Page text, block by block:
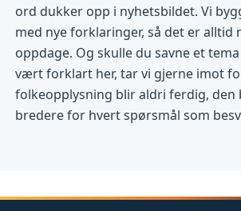
ord dukker opp i nyhetsbildet. Vi
med nye forklaringer, så det er alltid
oppdage. Og skulle du savne et
vært forklart her, tar vi gjerne imot
folkeopplysning blir aldri ferdig, den
bredere for hvert spørsmål som